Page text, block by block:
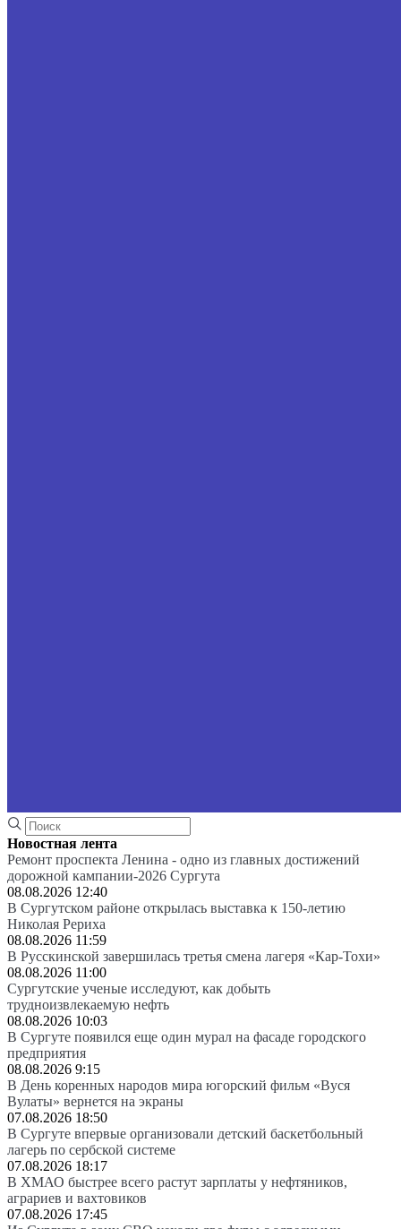
Новостная лента
Ремонт проспекта Ленина - одно из главных достижений
дорожной кампании-2026 Сургута
08.08.2026 12:40
В Сургутском районе открылась выставка к 150-летию
Николая Рериха
08.08.2026 11:59
В Русскинской завершилась третья смена лагеря «Кар-Тохи»
08.08.2026 11:00
Сургутские ученые исследуют, как добыть
трудноизвлекаемую нефть
08.08.2026 10:03
В Сургуте появился еще один мурал на фасаде городского
предприятия
08.08.2026 9:15
В День коренных народов мира югорский фильм «Вуся
Вулаты» вернется на экраны
07.08.2026 18:50
В Сургуте впервые организовали детский баскетбольный
лагерь по сербской системе
07.08.2026 18:17
В ХМАО быстрее всего растут зарплаты у нефтяников,
аграриев и вахтовиков
07.08.2026 17:45